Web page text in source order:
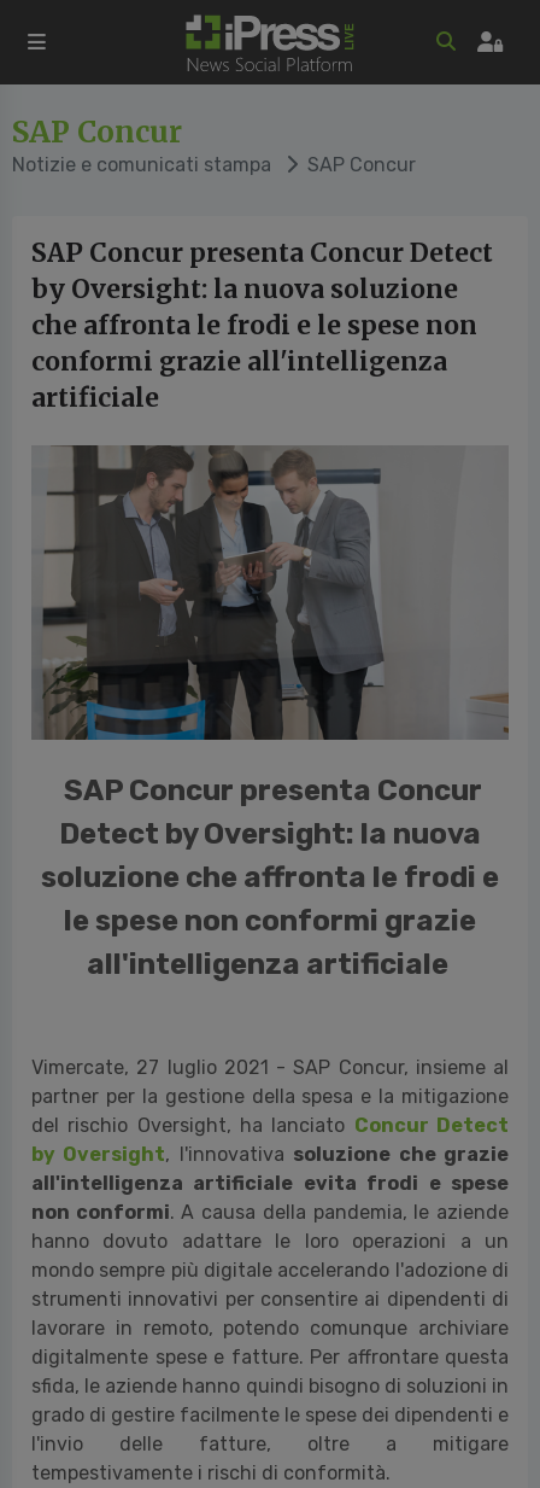
SAP Concur
Notizie e comunicati stampa SAP Concur
SAP Concur presenta Concur Detect
by Oversight: la nuova soluzione
che affronta le frodi e le spese non
conformi grazie all'intelligenza
artificiale
SAP Concur presenta Concur
Detect by Oversight: la nuova
soluzione che affronta le frodi e
le spese non conformi grazie
all'intelligenza artificiale
Vimercate, 27 luglio 2021 - SAP Concur, insieme al
partner per la gestione della spesa e la mitigazione
del rischio Oversight, ha lanciato Concur Detect
by Oversight, l'innovativa soluzione che grazie
all'intelligenza artificiale evita frodi e spese
non conformi. A causa della pandemia, le aziende
hanno dovuto adattare le loro operazioni a un
mondo sempre più digitale accelerando l'adozione di
strumenti innovativi per consentire ai dipendenti di
lavorare in remoto, potendo comunque archiviare
digitalmente spese e fatture. Per affrontare questa
sfida, le aziende hanno quindi bisogno di soluzioni in
grado di gestire facilmente le spese dei dipendenti e
l'invio delle fatture, oltre a mitigare
tempestivamente i rischi di conformità.